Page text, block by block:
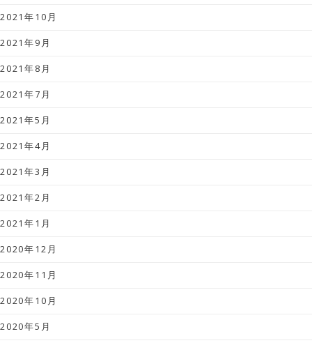
2021年10月
2021年9月
2021年8月
2021年7月
2021年5月
2021年4月
2021年3月
2021年2月
2021年1月
2020年12月
2020年11月
2020年10月
2020年5月